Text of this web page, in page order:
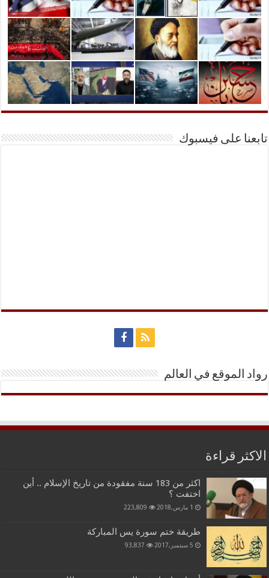
تابعنا على فيسبوك
رواد الموقع في العالم
الاكثر قراءة
اكثر من 183 سنة مفقودة من تاريخ الإسلام .. أين
اختفت ؟
1 مارس,2018 223,809
طريقة ختم سورة يس المباركة
5 سبتمبر,2017 93,837